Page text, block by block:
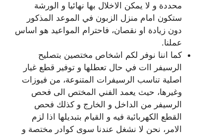
محددة و لا يمكن الاخلال بها نهائيا و الورشة
ستكون امام منزل الزبون في الموعد المذكور
دون زيادة او نقصان، فاحترام المواعيد هو اساس
عملنا.
كما اننا نوفر لكم اشخاص مختصين بتصليح
الرسيفر اات في حال تعطلها و توفير قطع غيار
اصلية تناسب الرسيفرات المتنوعة، من فيوزات
وغيرها، حيث يعمد الفني المختص الى فحص
الرسيفر من الداخل و الخارج و كذلك فحص
القطع الكهربائية فيه و القيام بتبديلها اذا لزم
الامر، نحن لا نشغل عندنا سوى كوادر مختصة و